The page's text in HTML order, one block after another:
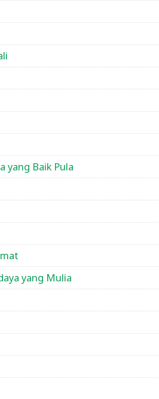
yang Baik Pula
yang Mulia